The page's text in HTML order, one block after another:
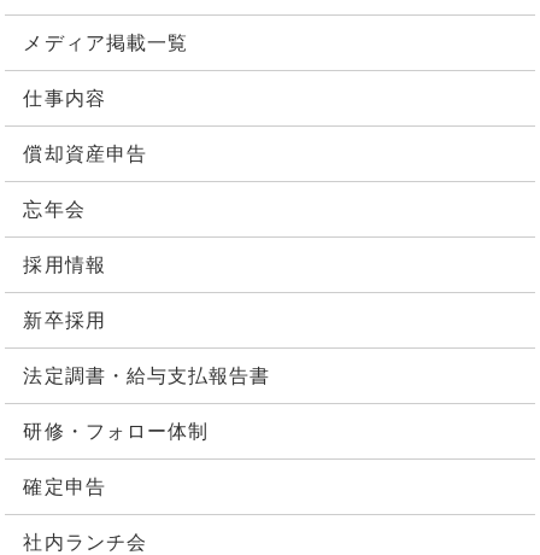
メディア掲載一覧
仕事内容
償却資産申告
忘年会
採用情報
新卒採用
法定調書・給与支払報告書
研修・フォロー体制
確定申告
社内ランチ会